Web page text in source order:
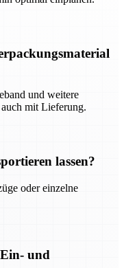
und weitere
mit Lieferung.
lassen?
oder einzelne
und